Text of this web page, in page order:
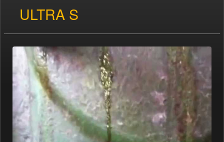
Hakkımızda
Kataloglar
Videolarımız
Endüstriyel Çözümler
Talep Formu
ULTRA S